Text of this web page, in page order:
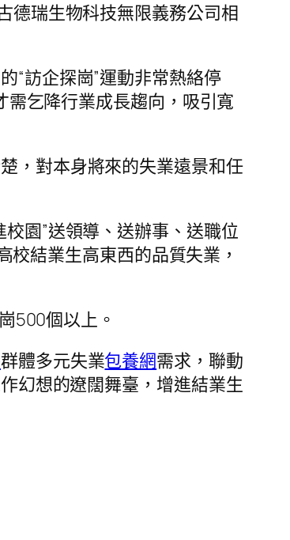
德瑞生物科技無限義務公司相
“訪企探崗”運動非常熱絡停
乞降行業成長趨向，吸引寬
，對本身將來的失業遠景和任
園”送領導、送辦事、送職位
結業生高東西的品質失業，
500個以上。
群體多元失業包養網需求，聯動
幻想的遼闊舞臺，增進結業生